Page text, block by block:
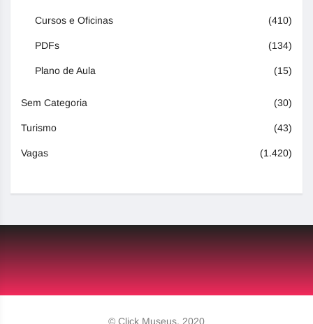
Cursos e Oficinas (410)
PDFs (134)
Plano de Aula (15)
Sem Categoria (30)
Turismo (43)
Vagas (1.420)
© Click Museus, 2020